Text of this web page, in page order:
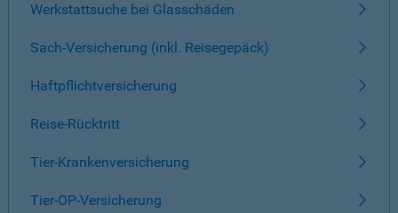
Werkstattsuche bei Glasschäden
Sach-Versicherung (inkl. Reisegepäck)
Haftpflichtversicherung
Reise-Rücktritt
Tier-Krankenversicherung
Tier-OP-Versicherung